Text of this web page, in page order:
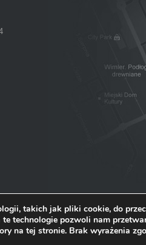
takich jak pliki cookie, do
technologie pozwoli nam
na tej stronie. Brak wyrażenia